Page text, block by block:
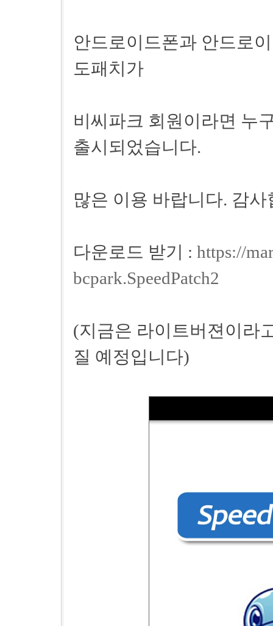
안드로이드폰과 안드로
도패치가
비씨파크 회원이라면 누
출시되었습니다.
많은 이용 바랍니다. 감사
다운로드 받기 : https://
bcpark.SpeedPatch2
(지금은 라이트버젼이라
질 예정입니다)